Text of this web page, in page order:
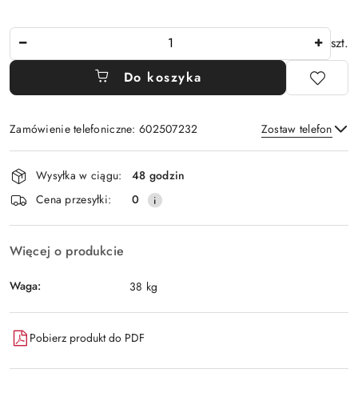
szt.
Do koszyka
Zamówienie telefoniczne: 602507232 Zostaw telefon
Wyślij
Dostępność
i
dostawa
Wysyłka w ciągu:
48 godzin
Cena przesyłki:
0
Więcej o produkcie
Waga: 38 kg
Pobierz produkt do PDF